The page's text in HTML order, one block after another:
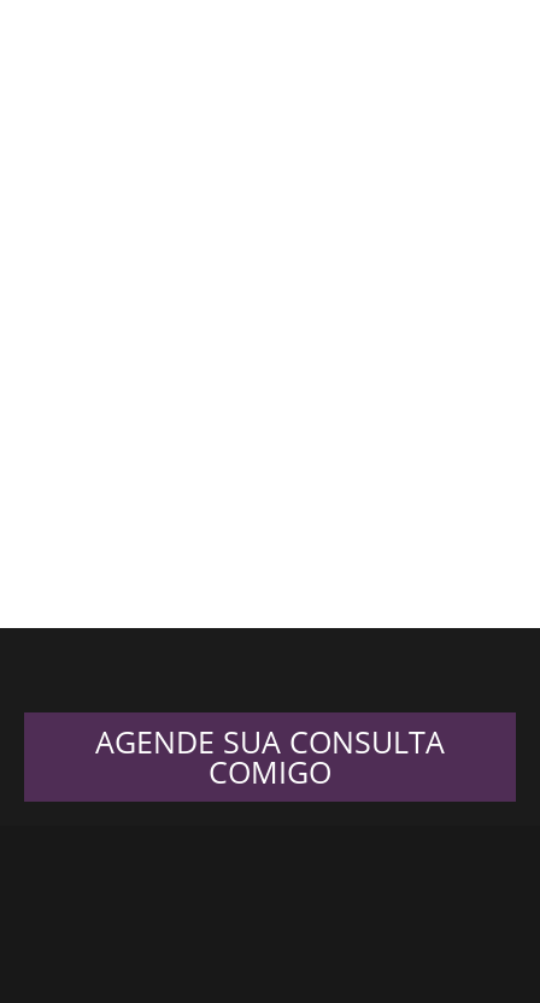
AGENDE SUA CONSULTA
COMIGO